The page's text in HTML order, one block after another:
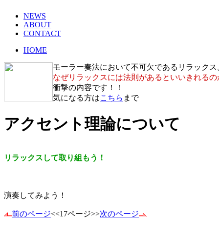
NEWS
ABOUT
CONTACT
HOME
モーラー奏法において不可欠であるリラックス
なぜリラックスには法則があるといいきれるの
衝撃の内容です！！
気になる方はこちら まで
アクセント理論について
リラックスして取り組もう！
演奏してみよう！
前のページ<<17ページ>>次のページ